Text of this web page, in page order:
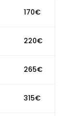
170€
220€
265€
315€